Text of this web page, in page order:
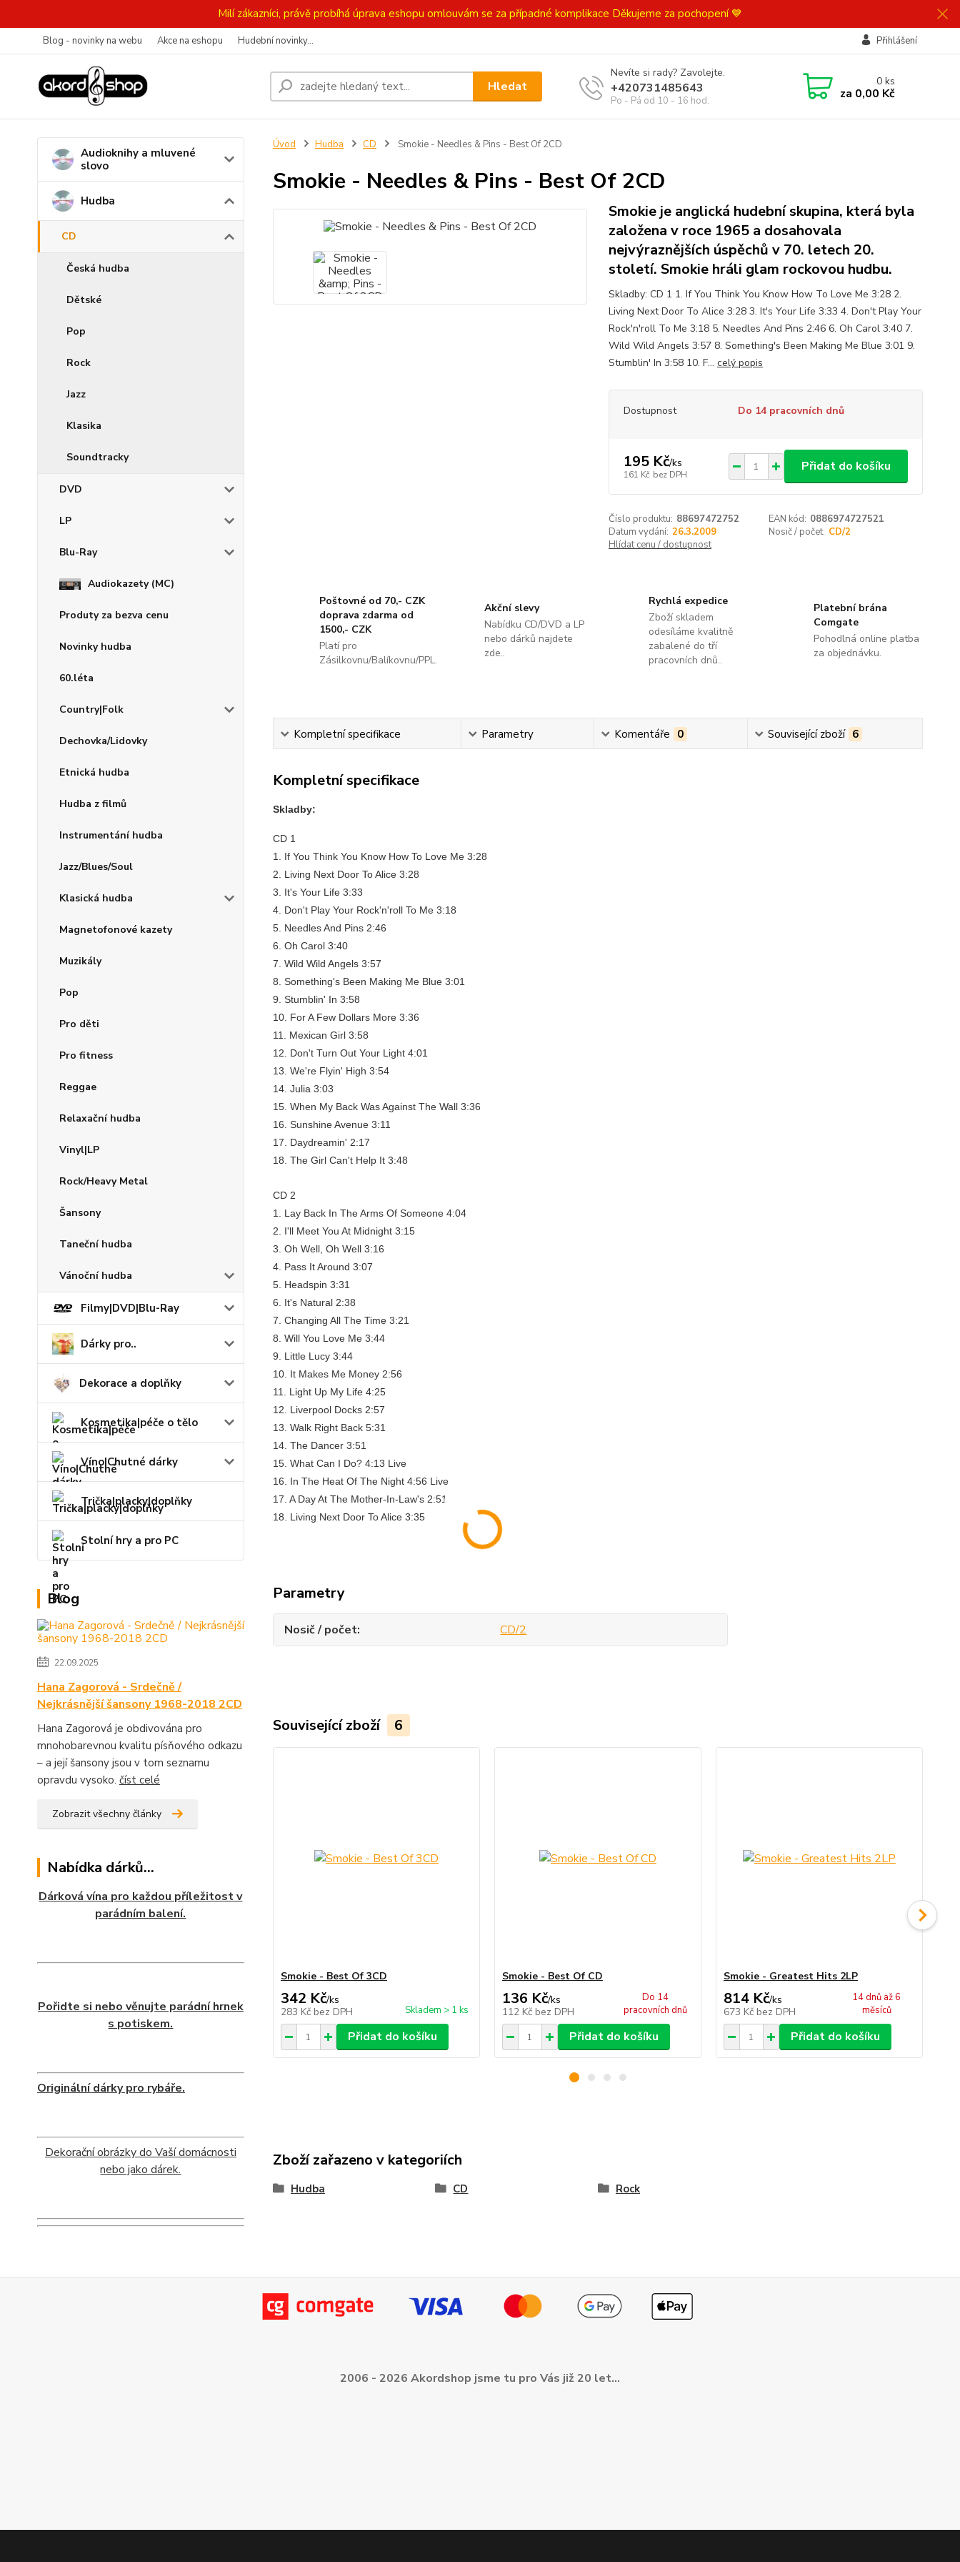
Milí zákazníci, právě probíhá úprava eshopu omlouvám se za případné komplikace Děkujeme za pochopení 💙
Blog - novinky na webu Akce na eshopu Hudební novinky... Přihlášení
Hledat
Nevíte si rady? Zavolejte.
+420731485643
Po - Pá od 10 - 16 hod.
0ks
za 0,00 Kč
Audioknihy a mluvené
slovo
Hudba
CD
Česká hudba
Dětské
Pop
Rock
Jazz
Klasika
Soundtracky
DVD
LP
Blu-Ray
Audiokazety (MC)
Produty za bezva cenu
Novinky hudba
60.léta
Country|Folk
Dechovka/Lidovky
Etnická hudba
Hudba z filmů
Instrumentání hudba
Jazz/Blues/Soul
Klasická hudba
Magnetofonové kazety
Muzikály
Pop
Pro děti
Pro fitness
Reggae
Relaxační hudba
Vinyl|LP
Rock/Heavy Metal
Šansony
Taneční hudba
Vánoční hudba
Filmy|DVD|Blu-Ray
Dárky pro..
Dekorace a doplňky
Kosmetika|péče o tělo
Víno|Chutné dárky
Trička|placky|doplňky
Stolní hry a pro PC
Blog
22.09.2025
Hana Zagorová - Srdečně /
Nejkrásnější šansony 1968-2018 2CD
Hana Zagorová je obdivována pro
mnohobarevnou kvalitu písňového odkazu
– a její šansony jsou v tom seznamu
opravdu vysoko. číst celé
Zobrazit všechny články
Nabídka dárků...
Dárková vína pro každou příležitost v
parádním balení.
Pořidte si nebo věnujte parádní hrnek
s potiskem.
Originální dárky pro rybáře.
Dekorační obrázky do Vaší domácnosti
nebo jako dárek.
Úvod Hudba CD Smokie - Needles & Pins - Best Of 2CD
Smokie - Needles & Pins - Best Of 2CD
Smokie je anglická hudební skupina, která byla
založena v roce 1965 a dosahovala
nejvýraznějších úspěchů v 70. letech 20.
století. Smokie hráli glam rockovou hudbu.
Skladby: CD 1 1. If You Think You Know How To Love Me 3:28 2.
Living Next Door To Alice 3:28 3. It's Your Life 3:33 4. Don't Play Your
Rock'n'roll To Me 3:18 5. Needles And Pins 2:46 6. Oh Carol 3:40 7.
Wild Wild Angels 3:57 8. Something's Been Making Me Blue 3:01 9.
Stumblin' In 3:58 10. F... celý popis
Dostupnost Do 14 pracovních dnů
195 Kč/ks
161 Kč bez DPH
Přidat do košíku
Číslo produktu: 88697472752 EAN kód: 0886974727521
Datum vydání: 26.3.2009 Nosič / počet: CD/2
Hlídat cenu / dostupnost
Poštovné od 70,- CZK
doprava zdarma od
1500,- CZK
Platí pro
Zásilkovnu/Balíkovnu/PPL.
Akční slevy
Nabídku CD/DVD a LP
nebo dárků najdete
zde..
Rychlá expedice
Zboží skladem
odesíláme kvalitně
zabalené do tří
pracovních dnů..
Platební brána
Comgate
Pohodlná online platba
za objednávku.
Kompletní specifikace Parametry Komentáře 0 Související zboží 6
Kompletní specifikace
Skladby:
CD 1
1. If You Think You Know How To Love Me 3:28
2. Living Next Door To Alice 3:28
3. It's Your Life 3:33
4. Don't Play Your Rock'n'roll To Me 3:18
5. Needles And Pins 2:46
6. Oh Carol 3:40
7. Wild Wild Angels 3:57
8. Something's Been Making Me Blue 3:01
9. Stumblin' In 3:58
10. For A Few Dollars More 3:36
11. Mexican Girl 3:58
12. Don't Turn Out Your Light 4:01
13. We're Flyin' High 3:54
14. Julia 3:03
15. When My Back Was Against The Wall 3:36
16. Sunshine Avenue 3:11
17. Daydreamin' 2:17
18. The Girl Can't Help It 3:48
CD 2
1. Lay Back In The Arms Of Someone 4:04
2. I'll Meet You At Midnight 3:15
3. Oh Well, Oh Well 3:16
4. Pass It Around 3:07
5. Headspin 3:31
6. It's Natural 2:38
7. Changing All The Time 3:21
8. Will You Love Me 3:44
9. Little Lucy 3:44
10. It Makes Me Money 2:56
11. Light Up My Life 4:25
12. Liverpool Docks 2:57
13. Walk Right Back 5:31
14. The Dancer 3:51
15. What Can I Do? 4:13 Live
16. In The Heat Of The Night 4:56 Live
17. A Day At The Mother-In-Law's 2:51
18. Living Next Door To Alice 3:35
Parametry
Nosič / počet CD/2
Související zboží 6
Smokie - Best Of 3CD
342 Kč/ks
283 Kč bez DPH Skladem > 1 ks
Přidat do košíku
Smokie - Best Of CD
136 Kč/ks
112 Kč bez DPH
Do 14
pracovních dnů
Přidat do košíku
Smokie - Greatest Hits 2LP
814 Kč/ks
673 Kč bez DPH
14 dnů až 6
měsíců
Přidat do košíku
Zboží zařazeno v kategoriích
Hudba CD Rock
2006 - 2026 Akordshop jsme tu pro Vás již 20 let...